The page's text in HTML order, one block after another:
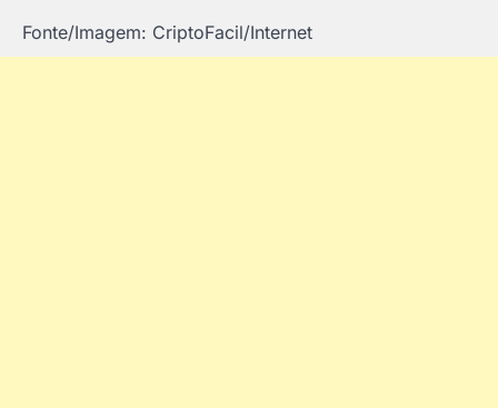
Fonte/Imagem: CriptoFacil/Internet